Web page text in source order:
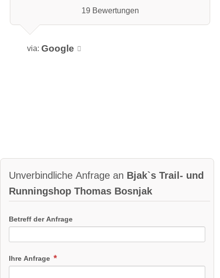
19 Bewertungen
via: Google
Unverbindliche Anfrage an Bjak`s Trail- und
Runningshop Thomas Bosnjak
Betreff der Anfrage
Ihre Anfrage